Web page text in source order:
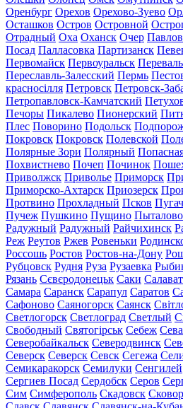
Оренбург Орехов Орехово-Зуево
Осташков Остров Островной
Отрадный Оха Оханск Очер
Посад Палласовка Партизанск
Первомайск Первоуральск
Переславль-Залесский Пермь
красносілля Петровск Петровск-
Петропавловск-Камчатский
Печоры Пикалево Пионерский
Плес Поворино Подольск
Покровск Покровск Полевской
Полярные Зори Полярный
Похвистнево Почеп Починок
Приволжск Приволье Приморск
Приморско-Ахтарск Приозерск
Протвино Прохладный Псков
Пучеж Пушкино Пущино Пыталово
Радужный Радужный Райчихинск
Реж Реутов Ржев Ровеньки
Россошь Ростов Ростов-на-Дону
Рубцовск Рудня Руза Рузаевка
Рязань Сєвєродонецьк Саки Салават
Самара Саранск Сарапул Саратов
Сафоново Саяногорск Саянск
Светлогорск Светлоград Светлый
Свободный Святогірськ Себеж
Северобайкальск Северодвинск
Северск Северск Севск Сегежа
Семикаракорск Семилуки Сенгилей
Сергиев Посад Сердобск Серов
Сим Симферополь Скадовск